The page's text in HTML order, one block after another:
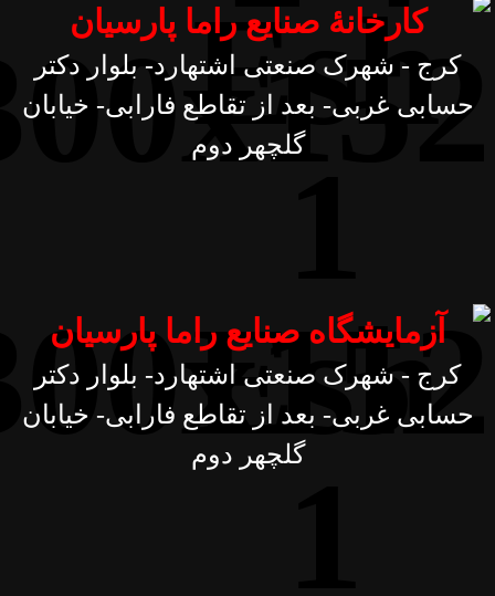
کارخانۀ صنایع راما پارسیان
کرج - شهرک صنعتی اشتهارد- بلوار دکتر
حسابی غربی- بعد از تقاطع فارابی- خیابان
گلچهر دوم
آزمایشگاه صنایع راما پارسیان
کرج - شهرک صنعتی اشتهارد- بلوار دکتر
حسابی غربی- بعد از تقاطع فارابی- خیابان
گلچهر دوم